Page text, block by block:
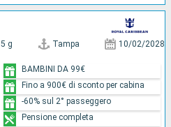
5 g Tampa 10/02/2028
BAMBINI DA 99€
Fino a 900€ di sconto per cabina
-60% sul 2° passeggero
Pensione completa